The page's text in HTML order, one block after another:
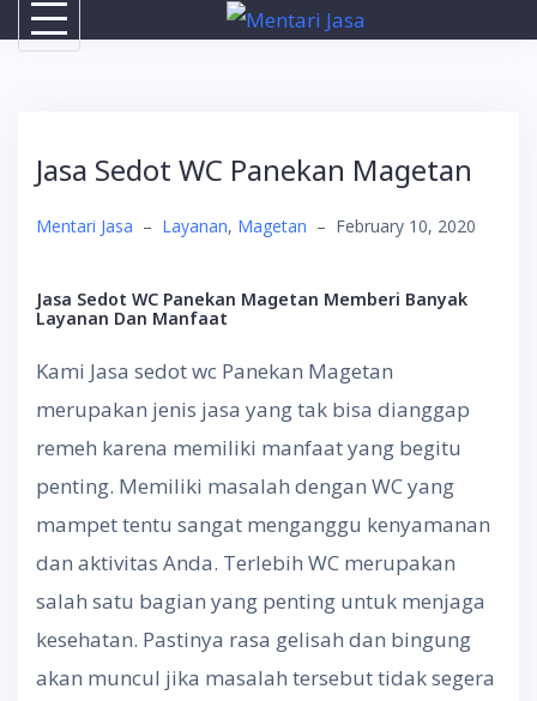
Skip
Jasa Sedot WC Panekan Magetan
Mentari Jasa – Layanan, Magetan – February 10, 2020
Jasa Sedot WC Panekan Magetan Memberi Banyak
Layanan Dan Manfaat
Kami Jasa sedot wc Panekan Magetan
merupakan jenis jasa yang tak bisa dianggap
remeh karena memiliki manfaat yang begitu
penting. Memiliki masalah dengan WC yang
mampet tentu sangat menganggu kenyamanan
dan aktivitas Anda. Terlebih WC merupakan
salah satu bagian yang penting untuk menjaga
kesehatan. Pastinya rasa gelisah dan bingung
akan muncul jika masalah tersebut tidak segera